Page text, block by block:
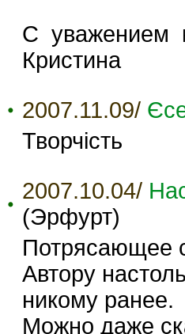
С уважением
Кристина
2007.11.09/
Творчість
2007.10.04/
(Эрфурт)
Потрясающее
Автору
никому ранее.
Можно даже